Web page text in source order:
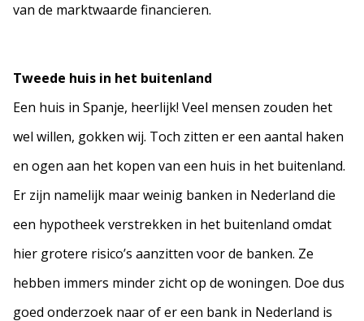
van de marktwaarde financieren.
Tweede huis in het buitenland
Een huis in Spanje, heerlijk! Veel mensen zouden het
wel willen, gokken wij. Toch zitten er een aantal haken
en ogen aan het kopen van een huis in het buitenland.
Er zijn namelijk maar weinig banken in Nederland die
een hypotheek verstrekken in het buitenland omdat
hier grotere risico’s aanzitten voor de banken. Ze
hebben immers minder zicht op de woningen. Doe dus
goed onderzoek naar of er een bank in Nederland is